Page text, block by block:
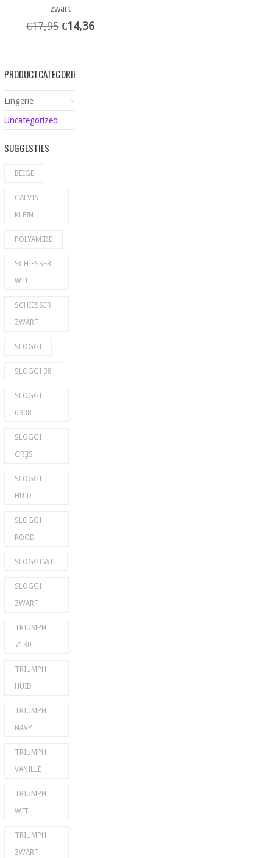
zwart
€17,95 €14,36
PRODUCTCATEGORIEËN
Lingerie
Uncategorized
SUGGESTIES
BEIGE
CALVIN
KLEIN
POLYAMIDE
SCHIESSER
WIT
SCHIESSER
ZWART
SLOGGI
SLOGGI 38
SLOGGI
6308
SLOGGI
GRIJS
SLOGGI
HUID
SLOGGI
ROOD
SLOGGI WIT
SLOGGI
ZWART
TRIUMPH
7130
TRIUMPH
HUID
TRIUMPH
NAVY
TRIUMPH
VANILLE
TRIUMPH
WIT
TRIUMPH
ZWART